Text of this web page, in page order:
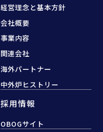
経営理念と基本方針
会社概要
事業内容
関連会社
海外パートナー
中外炉ヒストリー
採用情報
OBOGサイト